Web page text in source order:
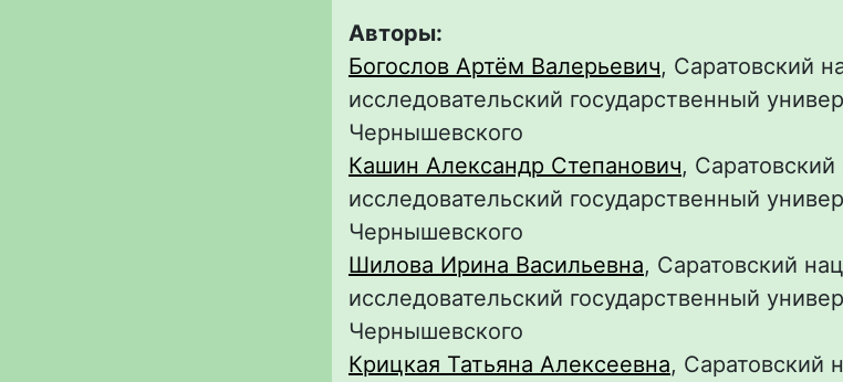
Авторы:
Богослов Артём Валерьевич, Саратовский
исследовательский государственный
Чернышевского
Кашин Александр Степанович,
исследовательский государственный
Чернышевского
Шилова Ирина Васильевна, Саратовский
исследовательский государственный
Чернышевского
Крицкая Татьяна Алексеевна, Саратовский